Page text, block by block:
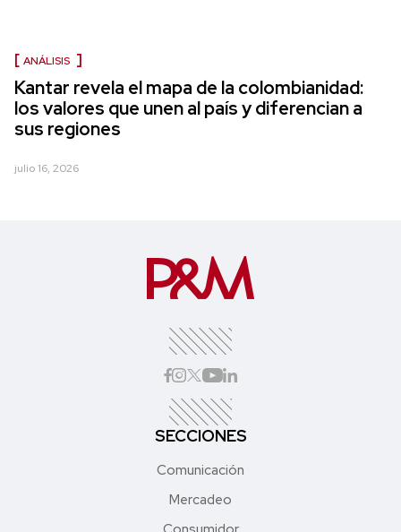
ANÁLISIS
Kantar revela el mapa de la colombianidad:
los valores que unen al país y diferencian a
sus regiones
julio 16, 2026
SECCIONES
Comunicación
Mercadeo